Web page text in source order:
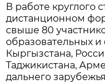
В работе круглого
дистанционном
свыше 80
образовательных
Кыргызстана,
Таджикистана,
дальнего